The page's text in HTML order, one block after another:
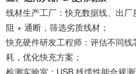
线材生产工厂：快充数据线、出
阻 + 通断，筛选劣质线材；
快充硬件研发工程师：评估不同
耗，优化快充方案；
检测实验室：USB 线缆性能合规